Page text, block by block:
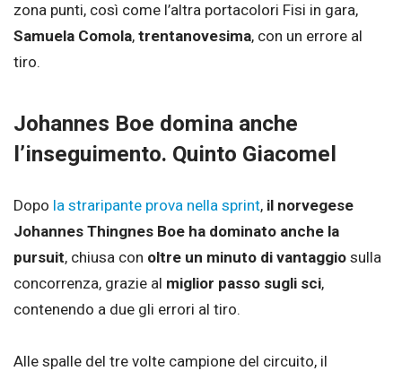
zona punti, così come l’altra portacolori Fisi in gara,
Samuela Comola, trentanovesima, con un errore al
tiro.
Johannes Boe domina anche
l’inseguimento. Quinto Giacomel
Dopo la straripante prova nella sprint, il norvegese
Johannes Thingnes Boe ha dominato anche la
pursuit, chiusa con oltre un minuto di vantaggio sulla
concorrenza, grazie al miglior passo sugli sci,
contenendo a due gli errori al tiro.
Alle spalle del tre volte campione del circuito, il